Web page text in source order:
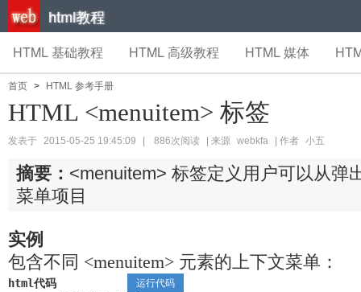
html教程
HTML 基础教程 HTML 高级教程 HTML 媒体
首页 > HTML 参考手册
HTML <menuitem> 标签
发表于 2015-05-25 19:45:09 886次阅读 | 来源 webkfa | 作者 小五
摘要： <menuitem> 标签定义用户可以从弹
菜单项目
实例
包含不同 <menuitem> 元素的上下文菜单：
html代码 运行代码